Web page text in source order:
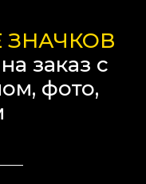
ЗНАЧКОВ
заказ с
фото,